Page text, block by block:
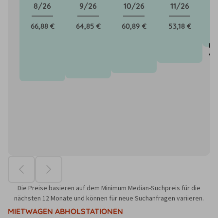
8/26
66,88 €
9/26
64,85 €
10/26
60,89 €
11/26
53,18 €
Die Preise basieren auf dem Minimum Median-Suchpreis für die
nächsten 12 Monate und können für neue Suchanfragen variieren.
MIETWAGEN ABHOLSTATIONEN